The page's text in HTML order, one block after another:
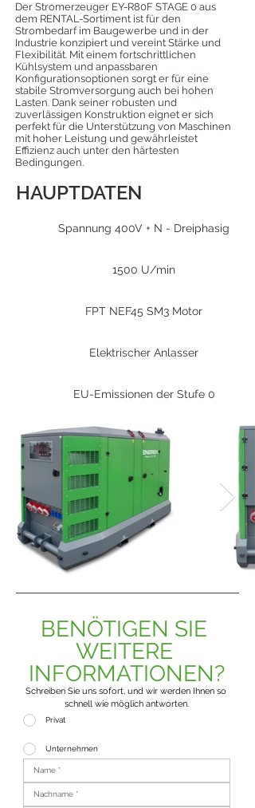
Der Stromerzeuger EY-R80F STAGE 0 aus
dem RENTAL-Sortiment ist für den
Strombedarf im Baugewerbe und in der
Industrie konzipiert und vereint Stärke und
Flexibilität. Mit einem fortschrittlichen
Kühlsystem und anpassbaren
Konfigurationsoptionen sorgt er für eine
stabile Stromversorgung auch bei hohen
Lasten. Dank seiner robusten und
zuverlässigen Konstruktion eignet er sich
perfekt für die Unterstützung von Maschinen
mit hoher Leistung und gewährleistet
Effizienz auch unter den härtesten
Bedingungen.
HAUPTDATEN
Spannung 400V + N - Dreiphasig
1500 U/min
FPT NEF45 SM3 Motor
Elektrischer Anlasser
EU-Emissionen der Stufe 0
BENÖTIGEN SIE
WEITERE
INFORMATIONEN?
Schreiben Sie uns sofort, und wir werden Ihnen so
schnell wie möglich antworten.
Privat
Unternehmen